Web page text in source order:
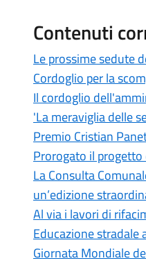
Contenuti
Le prossime sedute
Cordoglio per la
Il cordoglio
'La meraviglia delle
Premio Cristian
Prorogato il
La Consulta
un’edizione
Al via i lavori di
Educazione stradale
Giornata Mondiale